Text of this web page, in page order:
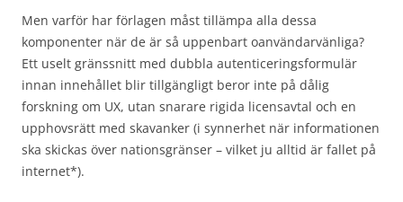
Men varför har förlagen måst tillämpa alla dessa
komponenter när de är så uppenbart oanvändarvänliga?
Ett uselt gränssnitt med dubbla autenticeringsformulär
innan innehållet blir tillgängligt beror inte på dålig
forskning om UX, utan snarare rigida licensavtal och en
upphovsrätt med skavanker (i synnerhet när informationen
ska skickas över nationsgränser – vilket ju alltid är fallet på
internet*).